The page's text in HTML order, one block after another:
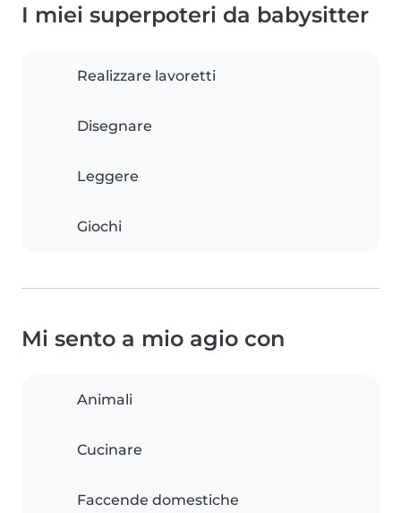
I miei superpoteri da babysitter
Realizzare lavoretti
Disegnare
Leggere
Giochi
Mi sento a mio agio con
Animali
Cucinare
Faccende domestiche